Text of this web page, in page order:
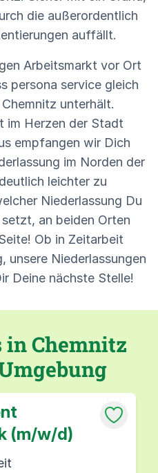
die außerordentlich
auffällt.
Arbeitsmarkt vor Ort
persona service gleich
unterhält.
im Herzen der Stadt
empfangen wir Dich
im Norden der
leichter zu
Niederlassung Du
an beiden Orten
Ob in Zeitarbeit
unsere Niederlassungen
Deine nächste Stelle!
in Chemnitz
(m/w/d)